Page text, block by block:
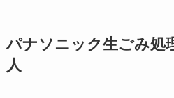
パナソニック生ごみ処
人